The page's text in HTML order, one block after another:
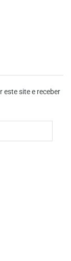
este site e receber